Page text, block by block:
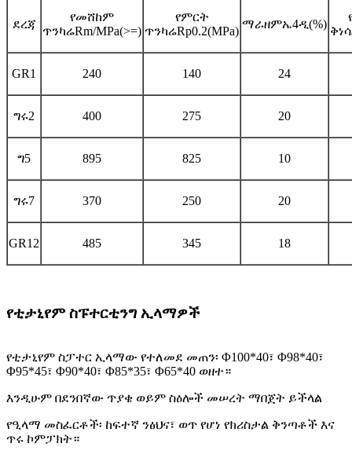
ደረጃ
የመሸከም
ጥንካሬRm/MPa(>=)
የምርት
ጥንካሬRp0.2(MPa)
ማራዘምኤ4ዲ(%)
ቅነሳ
GR1 240 140 24
ግሩ2 400 275 20
ግ5 895 825 10
ግሩ7 370 250 20
GR12 485 345 18
የቲታኒየም ስፑተርቲንግ ኢላማዎች
የቲታኒየም ስፓተር ኢላማው የተለመደ መጠን፡ Φ100*40፣ Φ98*40፣
Φ95*45፣ Φ90*40፣ Φ85*35፣ Φ65*40 ወዘተ።
እንዲሁም በደንበኛው ጥያቄ ወይም ስዕሎች መሠረት ማበጀት ይችላል
የዒላማ መስፈርቶች፡ ከፍተኛ ንፅህና፣ ወጥ የሆነ የክሪስታል ቅንጣቶች እና
ጥሩ ኮምፓክት።